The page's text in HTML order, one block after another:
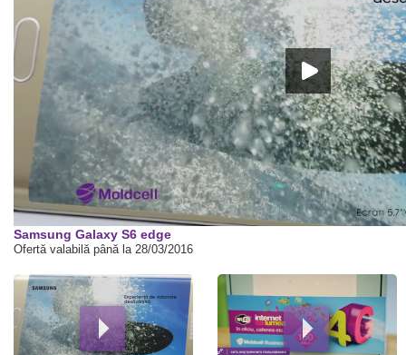
00:00
Samsung Galaxy S6 edge
Ofertă valabilă până la 28/03/2016